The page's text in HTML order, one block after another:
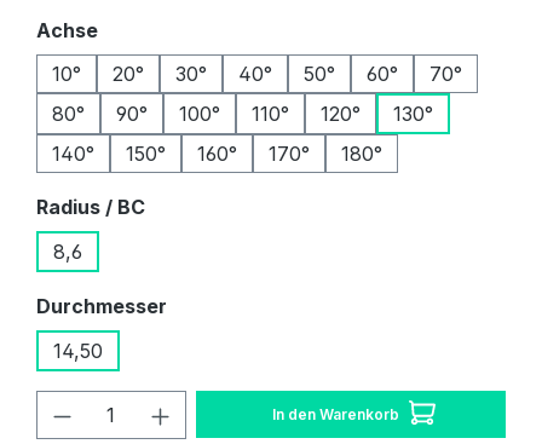
Achseauswählen
10°
20° 30° 40° 50° 60°
70°
80°
90° 100° 110° 120°
130°
140°
150° 160° 170° 180°
Radius / BCauswählen
8,6
Durchmesser
14,50
Produkt Anzahl: Gib den
In den Warenkorb